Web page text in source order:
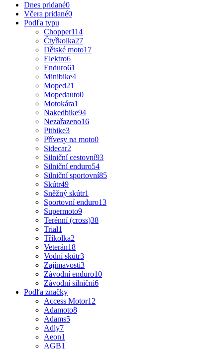
Dnes pridané0
Včera pridané0
Podľa typu
Chopper114
Čtyřkolka27
Dětské moto17
Elektro6
Enduro61
Minibike4
Moped21
Mopedauto0
Motokára1
Nakedbike94
Nezařazeno16
Pitbike3
Přívesy na moto0
Sidecar2
Silniční cestovní93
Silniční enduro54
Silniční sportovní85
Skútr49
Sněžný skútr1
Sportovní enduro13
Supermoto9
Terénní (cross)38
Trial1
Tříkolka2
Veterán18
Vodní skútr3
Zajímavosti3
Závodní enduro10
Závodní silniční6
Podľa značky
Access Motor12
Adamoto8
Adams5
Adly7
Aeon1
AGB1